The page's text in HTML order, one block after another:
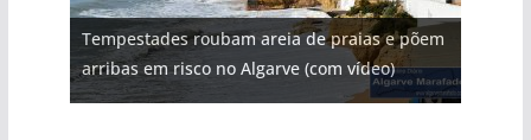
Tempestades roubam areia de praias e põem
arribas em risco no Algarve (com vídeo)
Foto do dia: uma cidade algarvia que cresceu
entre redes e fábricas
Milagre da água. Fontes emblemáticas do
Algarve voltam a ter vida (com vídeo)
Projeto milionário: investimento de 108
milhões de euros na construção de dois
hotéis (com vídeo)
Tapas do mar a 3 euros cada. Nova rota
gastronómica nasce no Algarve